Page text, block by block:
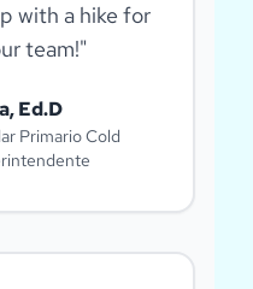
with a hike for
team!"
Ed.D
Primario Cold